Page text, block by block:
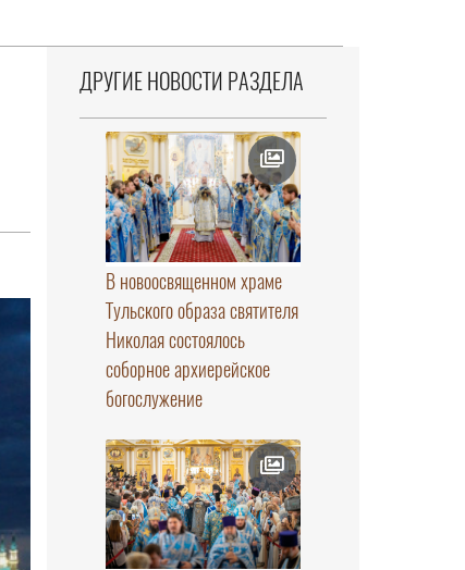
ДРУГИЕ НОВОСТИ РАЗДЕЛА
В новоосвященном храме
Тульского образа святителя
Николая состоялось
соборное архиерейское
богослужение